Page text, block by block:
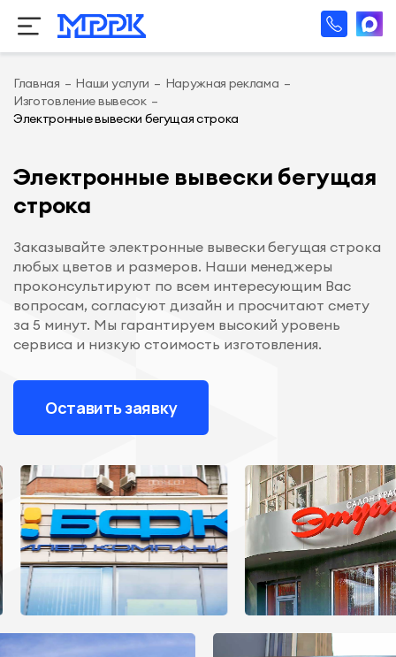
Главная – Наши услуги – Наружная реклама –
Изготовление вывесок –
Электронные вывески бегущая строка
Электронные вывески бегущая
строка
Заказывайте электронные вывески бегущая строка
любых цветов и размеров. Наши менеджеры
проконсультируют по всем интересующим Вас
вопросам, согласуют дизайн и просчитают смету
за 5 минут. Мы гарантируем высокий уровень
сервиса и низкую стоимость изготовления.
Оставить заявку